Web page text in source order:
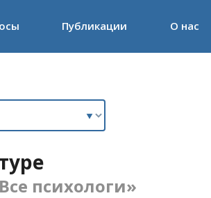
Публикации О нас
психологи»